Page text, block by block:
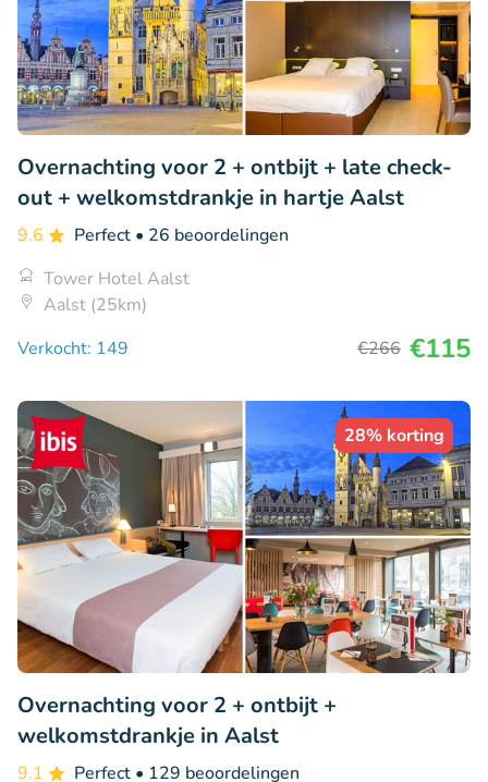
Overnachting voor 2 + ontbijt + late check-
out + welkomstdrankje in hartje Aalst
9.6 Perfect • 26 beoordelingen
Tower Hotel Aalst
Aalst (25km)
Verkocht: 149
€266 €115
28% korting
Overnachting voor 2 + ontbijt +
welkomstdrankje in Aalst
9.1 Perfect • 129 beoordelingen